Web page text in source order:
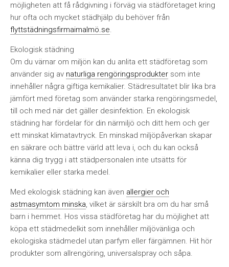
möjligheten att få rådgivning i förväg via städföretaget kring
hur ofta och mycket städhjälp du behöver från
flyttstädningsfirmaimalmö.se.
Ekologisk städning
Om du värnar om miljön kan du anlita ett städföretag som
använder sig av naturliga rengöringsprodukter som inte
innehåller några giftiga kemikalier. Städresultatet blir lika bra
jämfört med företag som använder starka rengöringsmedel,
till och med när det gäller desinfektion. En ekologisk
städning har fördelar för din närmiljö och ditt hem och ger
ett minskat klimatavtryck. En minskad miljöpåverkan skapar
en säkrare och bättre värld att leva i, och du kan också
känna dig trygg i att städpersonalen inte utsätts för
kemikalier eller starka medel.
Med ekologisk städning kan även allergier och
astmasymtom minska, vilket är särskilt bra om du har små
barn i hemmet. Hos vissa städföretag har du möjlighet att
köpa ett städmedelkit som innehåller miljövänliga och
ekologiska städmedel utan parfym eller färgämnen. Hit hör
produkter som allrengöring, universalspray och såpa.